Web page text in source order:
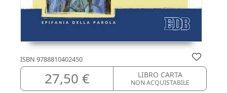
ISBN 9788810402450
27,50 € LIBRO CARTA
NON ACQUISTABILE